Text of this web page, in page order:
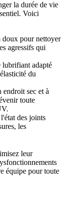
la durée de vie
Voici
doux pour nettoyer
agressifs qui
lubrifiant adapté
du
endroit sec et à
toute
des joints
les
leur
équipe pour toute